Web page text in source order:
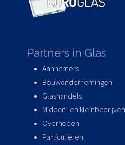
Partners in Glas
Aannemers
Bouwondernemingen
Glashandels
Midden- en kleinbedrijven
Overheden
Particulieren